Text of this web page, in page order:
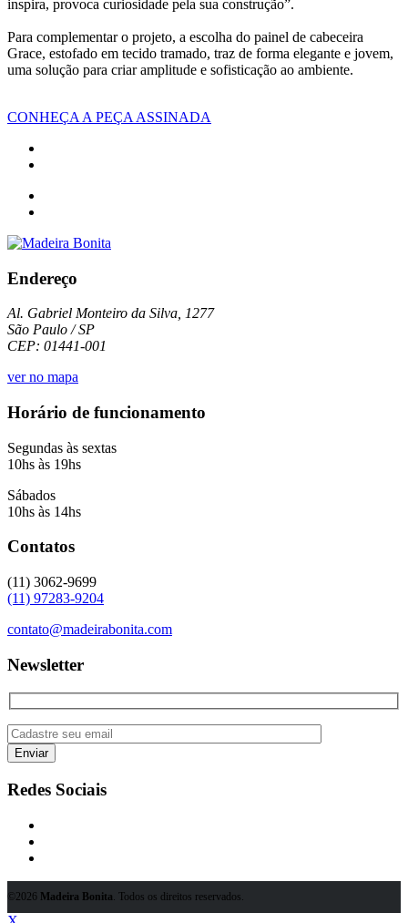
inspira, provoca curiosidade pela sua construção”.
Para complementar o projeto, a escolha do painel de cabeceira
Grace, estofado em tecido tramado, traz de forma elegante e jovem,
uma solução para criar amplitude e sofisticação ao ambiente.
CONHEÇA A PEÇA ASSINADA
Endereço
Al. Gabriel Monteiro da Silva, 1277
São Paulo / SP
CEP: 01441-001
ver no mapa
Horário de funcionamento
Segundas às sextas
10hs às 19hs
Sábados
10hs às 14hs
Contatos
(11) 3062-9699
(11) 97283-9204
contato@madeirabonita.com
Newsletter
Redes Sociais
©2026 Madeira Bonita . Todos os direitos reservados.